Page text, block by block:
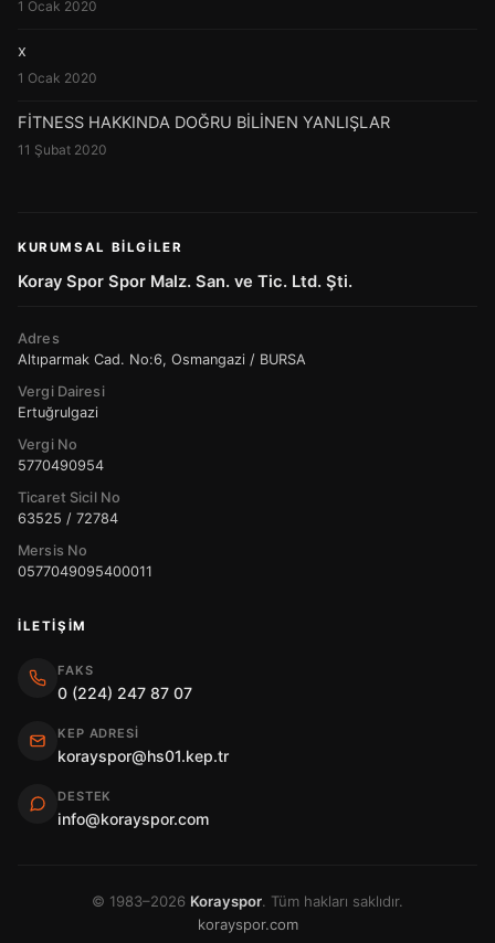
1 Ocak 2020
x
1 Ocak 2020
FİTNESS HAKKINDA DOĞRU BİLİNEN YANLIŞLAR
11 Şubat 2020
KURUMSAL BILGILER
Koray Spor Spor Malz. San. ve Tic. Ltd. Şti.
Adres
Altıparmak Cad. No:6, Osmangazi / BURSA
Vergi Dairesi
Ertuğrulgazi
Vergi No
5770490954
Ticaret Sicil No
63525 / 72784
Mersis No
0577049095400011
İLETIŞIM
FAKS
0 (224) 247 87 07
KEP ADRESI
korayspor@hs01.kep.tr
DESTEK
info@korayspor.com
© 1983–2026 Korayspor. Tüm hakları saklıdır.
korayspor.com